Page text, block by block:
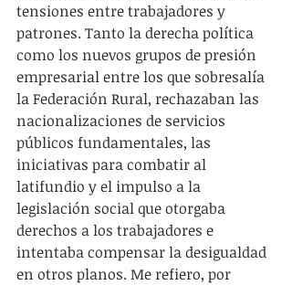
tensiones entre trabajadores y
patrones. Tanto la derecha política
como los nuevos grupos de presión
empresarial entre los que sobresalía
la Federación Rural, rechazaban las
nacionalizaciones de servicios
públicos fundamentales, las
iniciativas para combatir al
latifundio y el impulso a la
legislación social que otorgaba
derechos a los trabajadores e
intentaba compensar la desigualdad
en otros planos. Me refiero, por